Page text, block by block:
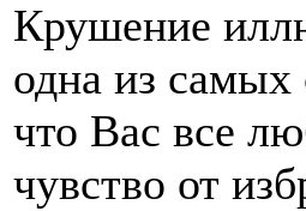
Крушение
одна из
что Вас все
чувство от